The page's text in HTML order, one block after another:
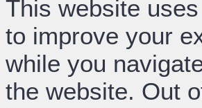
This website
to improve your
while you
the website. Out